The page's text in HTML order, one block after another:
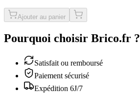
Ajouter au panier
Pourquoi choisir Brico.fr ?
Satisfait ou remboursé
Paiement sécurisé
Expédition 6J/7